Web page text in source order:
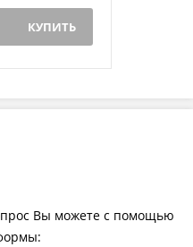
КУПИТЬ
Вы можете с помощью